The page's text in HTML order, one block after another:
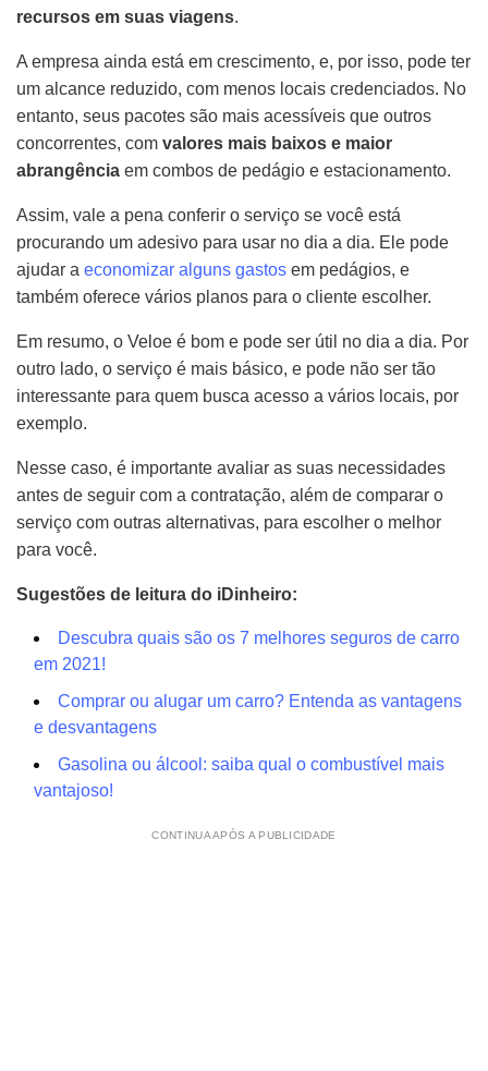
recursos em suas viagens.
A empresa ainda está em crescimento, e, por isso, pode ter
um alcance reduzido, com menos locais credenciados. No
entanto, seus pacotes são mais acessíveis que outros
concorrentes, com valores mais baixos e maior
abrangência em combos de pedágio e estacionamento.
Assim, vale a pena conferir o serviço se você está
procurando um adesivo para usar no dia a dia. Ele pode
ajudar a economizar alguns gastos em pedágios, e
também oferece vários planos para o cliente escolher.
Em resumo, o Veloe é bom e pode ser útil no dia a dia. Por
outro lado, o serviço é mais básico, e pode não ser tão
interessante para quem busca acesso a vários locais, por
exemplo.
Nesse caso, é importante avaliar as suas necessidades
antes de seguir com a contratação, além de comparar o
serviço com outras alternativas, para escolher o melhor
para você.
Sugestões de leitura do iDinheiro:
Descubra quais são os 7 melhores seguros de carro
em 2021!
Comprar ou alugar um carro? Entenda as vantagens
e desvantagens
Gasolina ou álcool: saiba qual o combustível mais
vantajoso!
CONTINUA APÓS A PUBLICIDADE